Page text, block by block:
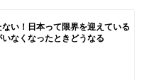
ない！日本って限界を迎えている
なくなったときどうなる